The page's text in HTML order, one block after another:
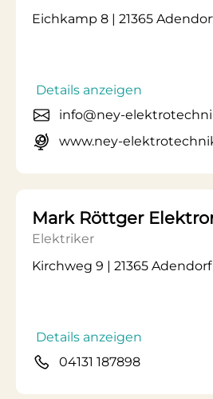
Eichkamp 8 | 21365
Details anzeigen
info@ney-
www.ney-
Mark Röttger
Elektriker
Kirchweg 9 | 21365 Adendorf
Details anzeigen
04131 187898